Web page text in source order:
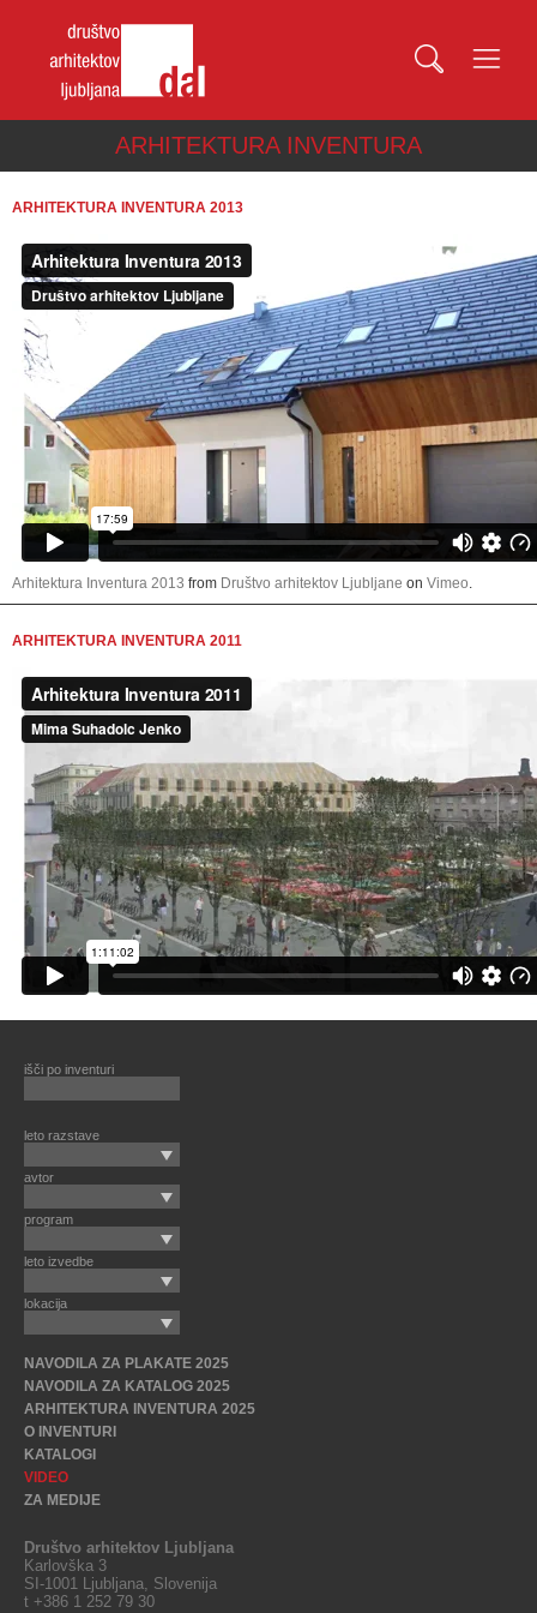
ARHITEKTURA INVENTURA
ARHITEKTURA INVENTURA 2013
Arhitektura Inventura 2013 from Društvo arhitektov Ljubljane on Vimeo.
ARHITEKTURA INVENTURA 2011
išči po inventuri
leto razstave
avtor
program
leto izvedbe
lokacija
NAVODILA ZA PLAKATE 2025
NAVODILA ZA KATALOG 2025
ARHITEKTURA INVENTURA 2025
O INVENTURI
KATALOGI
VIDEO
ZA MEDIJE
Društvo arhitektov Ljubljana
Karlovška 3
SI-1001 Ljubljana, Slovenija
t +386 1 252 79 30